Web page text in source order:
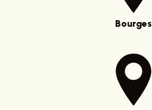
Bourges